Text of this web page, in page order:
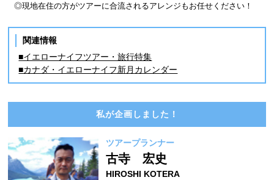
◎現地在住の方がツアーに合流されるアレンジもお任せください！
関連情報
■イエローナイフツアー・旅行特集
■カナダ・イエローナイフ新月カレンダー
私が企画しました！
ツアープランナー
古寺 宏史
HIROSHI KOTERA